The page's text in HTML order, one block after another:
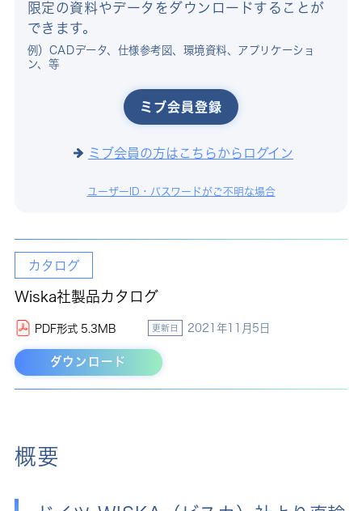
限定の資料やデータをダウンロードすることが
できます。
例）CADデータ、仕様参考図、環境資料、アプリケーショ
ン、等
ミブ会員登録
ミブ会員の方はこちらからログイン
ユーザーID・パスワードがご不明な場合
カタログ
Wiska社製品カタログ
PDF形式 5.3MB 更新日 2021年11月5日
ダウンロード
概要